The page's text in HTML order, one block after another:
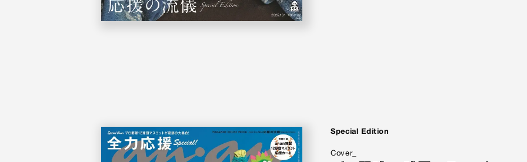
Special Edition
Cover_